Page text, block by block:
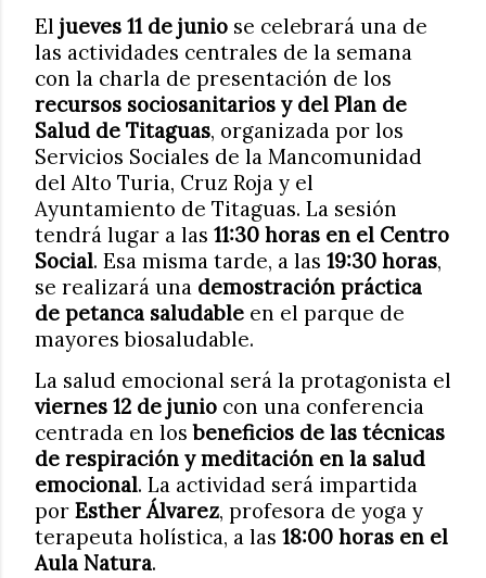
El jueves 11 de junio se celebrará una de
las actividades centrales de la semana
con la charla de presentación de los
recursos sociosanitarios y del Plan de
Salud de Titaguas, organizada por los
Servicios Sociales de la Mancomunidad
del Alto Turia, Cruz Roja y el
Ayuntamiento de Titaguas. La sesión
tendrá lugar a las 11:30 horas en el Centro
Social. Esa misma tarde, a las 19:30 horas,
se realizará una demostración práctica
de petanca saludable en el parque de
mayores biosaludable.
La salud emocional será la protagonista el
viernes 12 de junio con una conferencia
centrada en losbeneficios de las técnicas
de respiración y meditación en la salud
emocional. La actividad será impartida
por Esther Álvarez, profesora de yoga y
terapeuta holística, a las 18:00 horas en el
Aula Natura.